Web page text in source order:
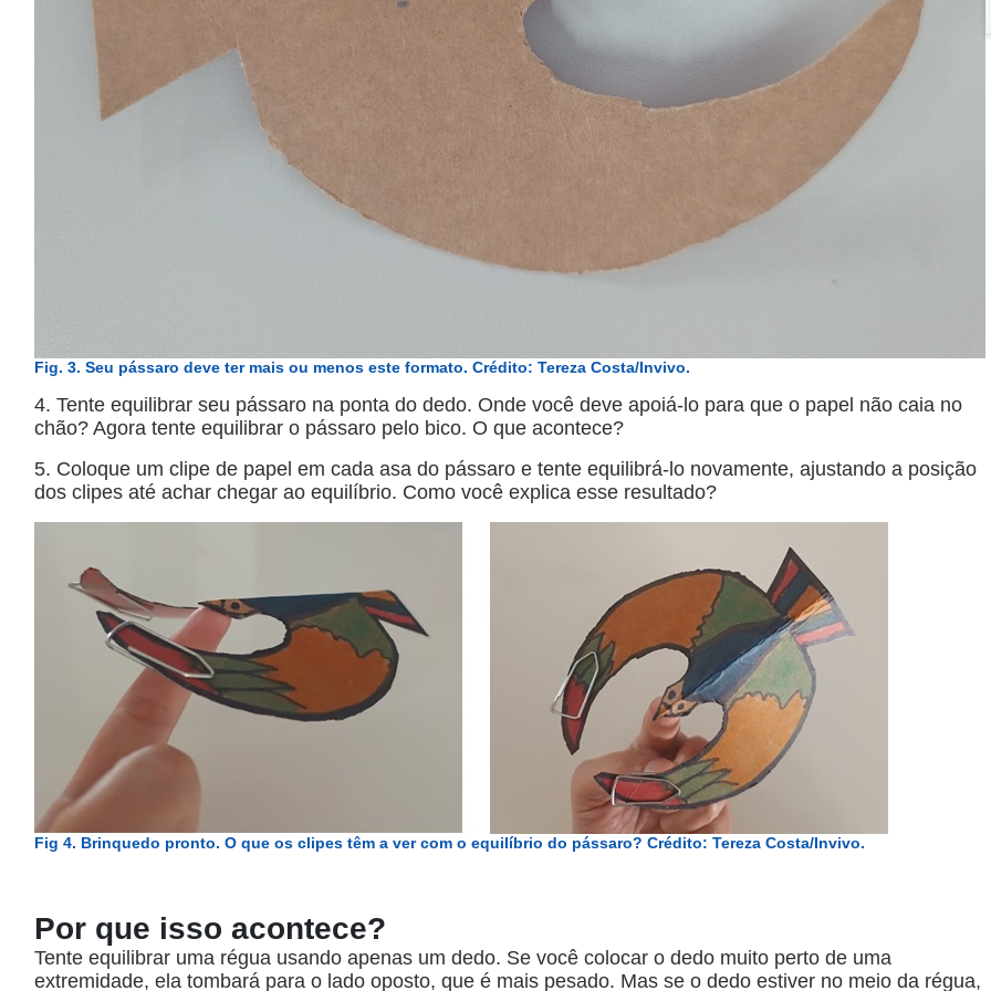
Fig. 3. Seu pássaro deve ter mais ou menos este formato. Crédito: Tereza Costa/Invivo.
4. Tente equilibrar seu pássaro na ponta do dedo. Onde você deve apoiá-lo para que o papel não caia no
chão? Agora tente equilibrar o pássaro pelo bico. O que acontece?
5. Coloque um clipe de papel em cada asa do pássaro e tente equilibrá-lo novamente, ajustando a posição
dos clipes até achar chegar ao equilíbrio. Como você explica esse resultado?
Fig 4. Brinquedo pronto. O que os clipes têm a ver com o equilíbrio do pássaro? Crédito: Tereza Costa/Invivo.
Por que isso acontece?
Tente equilibrar uma régua usando apenas um dedo. Se você colocar o dedo muito perto de uma
extremidade, ela tombará para o lado oposto, que é mais pesado. Mas se o dedo estiver no meio da régua,